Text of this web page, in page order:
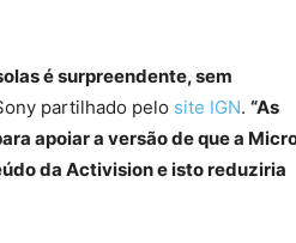
é surpreendente, sem
partilhado pelo site IGN. “As
apoiar a versão de que a
da Activision e isto reduziria